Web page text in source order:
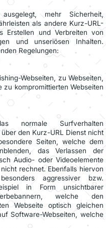
mehr Sicherheit,
als andere Kurz-URL-
Erstellen und Verbreiten von
und unseriösen Inhalten.
Regelungen:
Webseiten, zu Webseiten,
kompromittierten Webseiten
normale Surfverhalten
den Kurz-URL Dienst nicht
Seiten, welche dem
das Verlassen der
Audio- oder Videoelemente
rechnet. Ebenfalls hiervon
aggressiver bzw.
in Form unsichtbarer
welche den
Webseite optisch gleichen
Software-Webseiten, welche